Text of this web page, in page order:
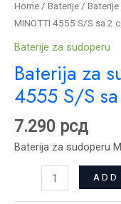
Home / Baterije /
MINOTTI 4555 S/S sa 2
Baterije za sudoperu
Baterija za
4555 S/S
7.290 рсд
Baterija za sudoperu
ADD